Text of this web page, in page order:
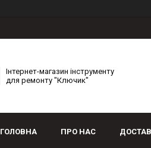
Інтернет-магазин інструменту
для ремонту "Ключик"
ГОЛОВНА ПРО НАС